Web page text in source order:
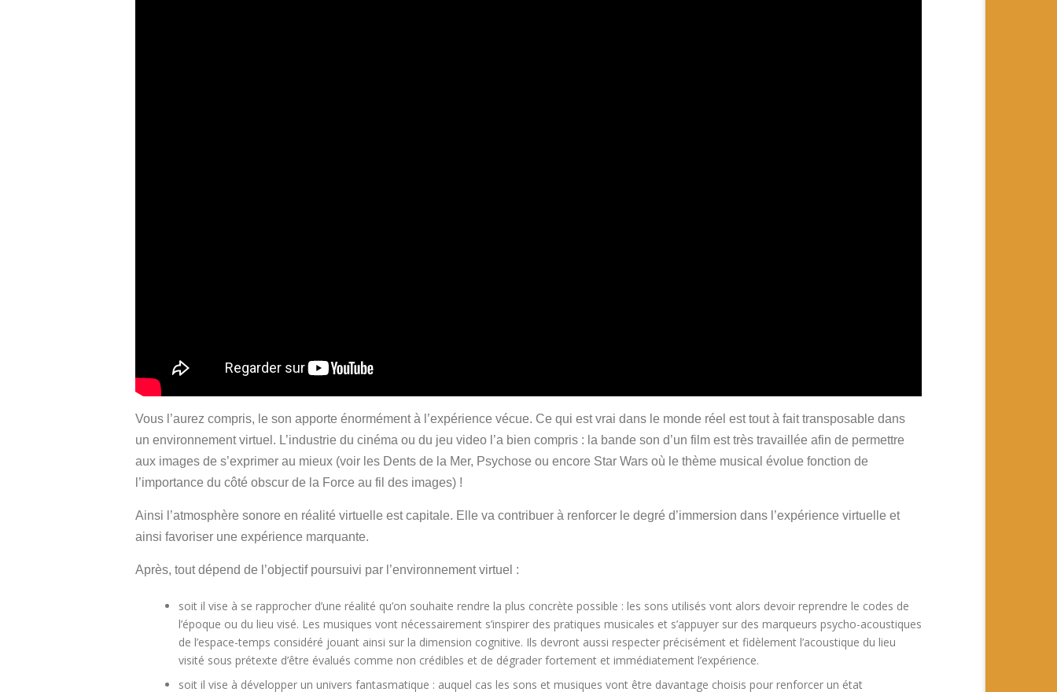
Vous l’aurez compris, le son apporte énormément à l’expérience vécue. Ce qui est vrai dans le monde réel est tout à fait transposable dans
un environnement virtuel. L’industrie du cinéma ou du jeu video l’a bien compris : la bande son d’un film est très travaillée afin de permettre
aux images de s’exprimer au mieux (voir les Dents de la Mer, Psychose ou encore Star Wars où le thème musical évolue fonction de
l’importance du côté obscur de la Force au fil des images) !
Ainsi l’atmosphère sonore en réalité virtuelle est capitale. Elle va contribuer à renforcer le degré d’immersion dans l’expérience virtuelle et
ainsi favoriser une expérience marquante.
Après, tout dépend de l’objectif poursuivi par l’environnement virtuel :
soit il vise à se rapprocher d’une réalité qu’on souhaite rendre la plus concrète possible : les sons utilisés vont alors devoir reprendre le codes de
l’époque ou du lieu visé. Les musiques vont nécessairement s’inspirer des pratiques musicales et s’appuyer sur des marqueurs psycho-acoustiques
de l’espace-temps considéré jouant ainsi sur la dimension cognitive. Ils devront aussi respecter précisément et fidèlement l’acoustique du lieu
visité sous prétexte d’être évalués comme non crédibles et de dégrader fortement et immédiatement l’expérience.
soit il vise à développer un univers fantasmatique : auquel cas les sons et musiques vont être davantage choisis pour renforcer un état